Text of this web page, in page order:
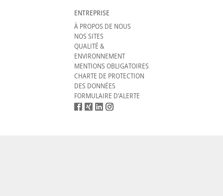
ENTREPRISE
À PROPOS DE NOUS
NOS SITES
QUALITÉ &
ENVIRONNEMENT
MENTIONS OBLIGATOIRES
CHARTE DE PROTECTION
DES DONNÉES
FORMULAIRE D’ALERTE